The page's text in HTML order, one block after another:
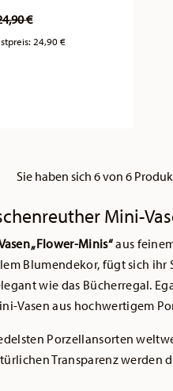
reduced from
€to
24,90 €
Sie haben sich 6 von 6
Mini-
„Flower-Minis“aus
Blumendekor, fügt sich
wie das Bücherregal.
Vasen aus hochwertigem
Porzellansorten
Transparenz werden